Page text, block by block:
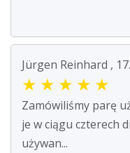
Jürgen Reinhard ,
★ ★ ★ ★ ★
Zamówiliśmy parę
je w ciągu czterech
używan...